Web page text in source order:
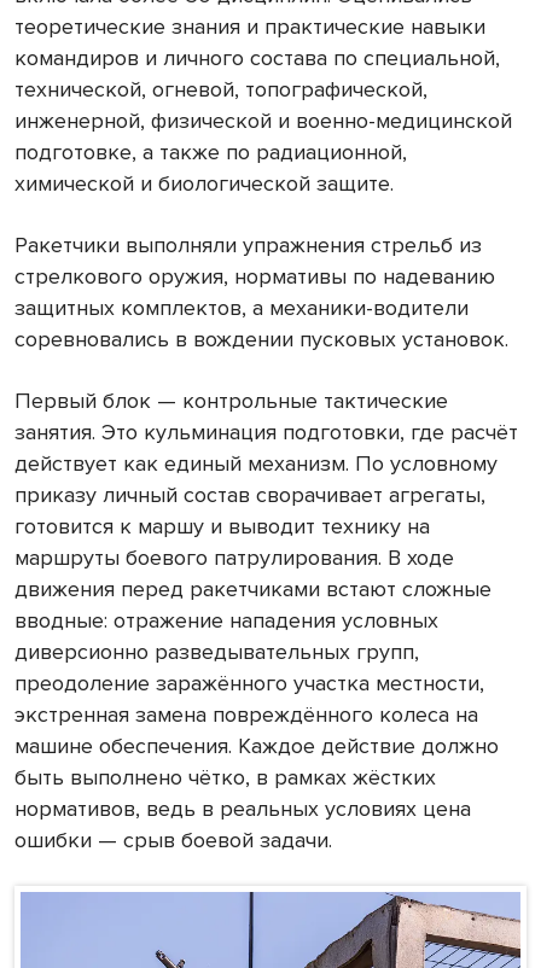
теоретические знания и практические навыки
командиров и личного состава по специальной,
технической, огневой, топографической,
инженерной, физической и военно-медицинской
подготовке, а также по радиационной,
химической и биологической защите.
Ракетчики выполняли упражнения стрельб из
стрелкового оружия, нормативы по надеванию
защитных комплектов, а механики-водители
соревновались в вождении пусковых установок.
Первый блок — контрольные тактические
занятия. Это кульминация подготовки, где расчёт
действует как единый механизм. По условному
приказу личный состав сворачивает агрегаты,
готовится к маршу и выводит технику на
маршруты боевого патрулирования. В ходе
движения перед ракетчиками встают сложные
вводные: отражение нападения условных
диверсионно разведывательных групп,
преодоление заражённого участка местности,
экстренная замена повреждённого колеса на
машине обеспечения. Каждое действие должно
быть выполнено чётко, в рамках жёстких
нормативов, ведь в реальных условиях цена
ошибки — срыв боевой задачи.